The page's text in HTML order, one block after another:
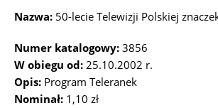
Nazwa: 50-lecie Telewizji Polskiej
Numer katalogowy: 3856
W obiegu od: 25.10.2002 r.
Opis: Program Teleranek
Nominał: 1,10 zł